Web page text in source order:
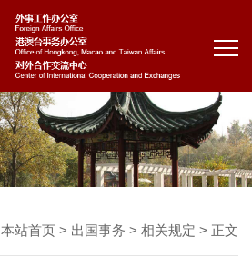
本站首页 > 出国事务 > 相关规定 > 正文